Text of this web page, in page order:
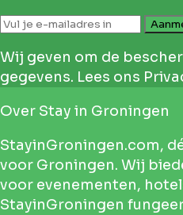
Wij geven om de
gegevens. Lees ons
Over Stay in Groningen
StayinGroningen.com,
voor Groningen. Wij
voor evenementen,
StayinGroningen